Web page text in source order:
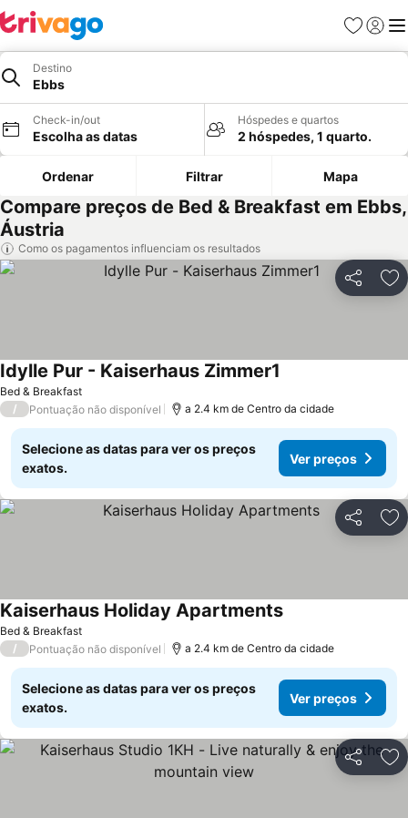
Favoritos
Iniciar
Destino
Ebbs
Check-in/out
Escolha as datas
Hóspedes e quartos
2 hóspedes, 1 quarto.
Ordenar Filtrar Mapa
Compare preços de Bed & Breakfast em Ebbs,
Áustria
Como os pagamentos influenciam os resultados
Partilhar
Bed & Breakfast
Idylle Pur - Kaiserhaus Zimmer1
/ Pontuação não disponível a 2.4 km de Centro da cidade
Selecione as datas para ver os preços
exatos.
Ver preços
Partilhar
Bed & Breakfast
Kaiserhaus Holiday Apartments
/ Pontuação não disponível a 2.4 km de Centro da cidade
Selecione as datas para ver os preços
exatos.
Ver preços
Partilhar